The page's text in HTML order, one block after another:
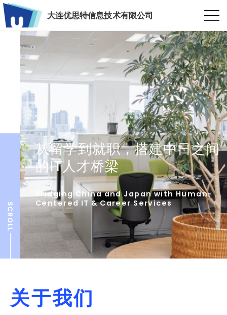
大连优思特信息技术有限公司
从留学到就职，搭建中日之间
的IT人才桥梁
Bridging China and Japan with Human-
Centered IT & Career Services
关于我们